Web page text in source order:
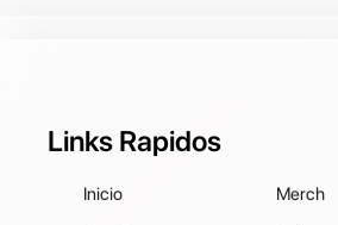
Links Rapidos
Inicio Merch